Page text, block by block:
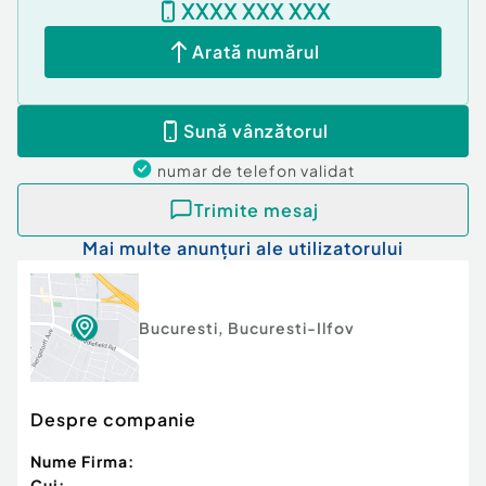
Id intern: P234303
Număr Băi:4
Comision cumpărător:0%
Nr. locuri parcare:2
XXXX XXX XXX
Arată numărul
Sună vânzătorul
numar de telefon validat
Trimite mesaj
Mai multe anunțuri ale utilizatorului
Bucuresti, Bucuresti-Ilfov
Despre companie
Nume Firma: